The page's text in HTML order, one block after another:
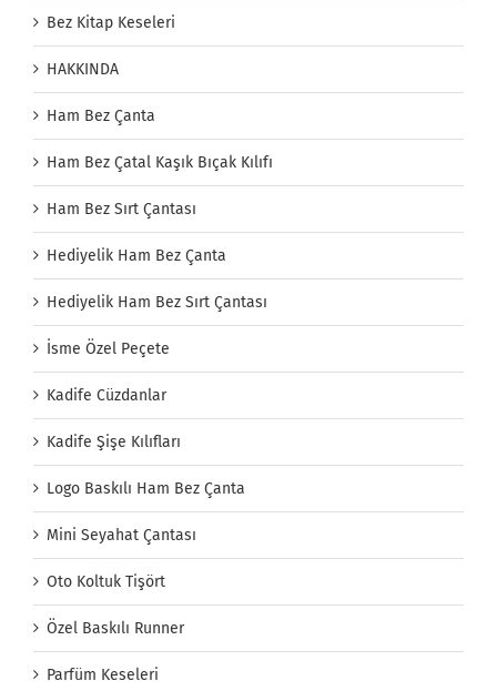
Bez Kitap Keseleri
HAKKINDA
Ham Bez Çanta
Ham Bez Çatal Kaşık Bıçak Kılıfı
Ham Bez Sırt Çantası
Hediyelik Ham Bez Çanta
Hediyelik Ham Bez Sırt Çantası
İsme Özel Peçete
Kadife Cüzdanlar
Kadife Şişe Kılıfları
Logo Baskılı Ham Bez Çanta
Mini Seyahat Çantası
Oto Koltuk Tişört
Özel Baskılı Runner
Parfüm Keseleri